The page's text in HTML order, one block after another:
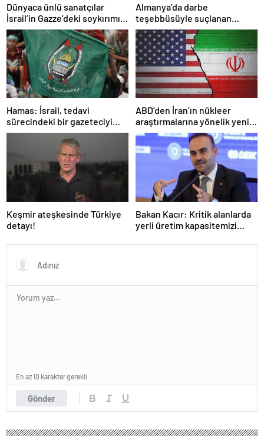
Dünyaca ünlü sanatçılar
İsrail’in Gazze’deki soykırımını
kınadı
Almanya’da darbe
teşebbüsüyle suçlanan
örgüte ait dernek yasaklandı
Hamas: İsrail, tedavi
sürecindeki bir gazeteciyi
öldürerek savaş suçu
ABD’den İran’ın nükleer
araştırmalarına yönelik yeni
yaptırımlar
Keşmir ateşkesinde Türkiye
detayı!
Bakan Kacır: Kritik alanlarda
yerli üretim kapasitemizi
Gönder
En az 10 karakter gerekli